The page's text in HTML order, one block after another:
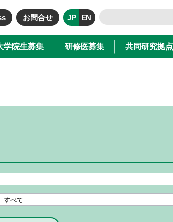
お問合せ JP EN
学院生募集 研修医募集 共同研究拠点